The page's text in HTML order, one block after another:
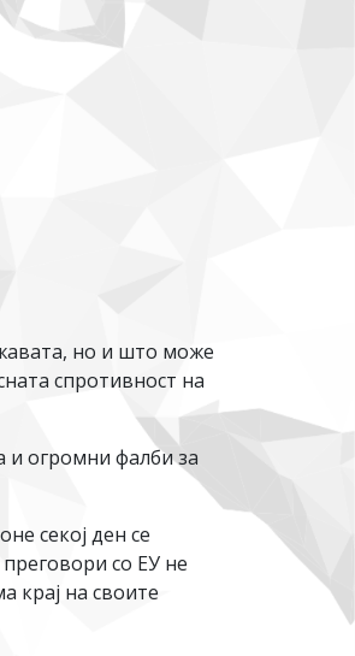
но и што може
спротивност на
и огромни фалби за
секој ден се
со ЕУ не
крај на своите